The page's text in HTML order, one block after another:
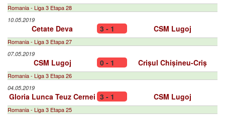
Romania - Liga 3 Etapa 28
10.05.2019
Cetate Deva 3 - 1 CSM Lugoj
Romania - Liga 3 Etapa 27
07.05.2019
CSM Lugoj 0 - 1 Crișul Chișineu-Criș
Romania - Liga 3 Etapa 26
04.05.2019
Gloria Lunca Teuz Cernei 3 - 1 CSM Lugoj
Romania - Liga 3 Etapa 25